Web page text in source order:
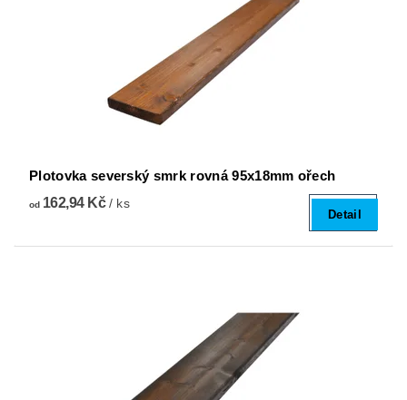
Plotovka severský smrk rovná 95x18mm ořech
od162,94 Kč/ ks
Detail